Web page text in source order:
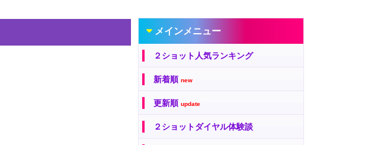
メインメニュー
２ショット人気ランキング
新着順 new
更新順 update
２ショットダイヤル体験談